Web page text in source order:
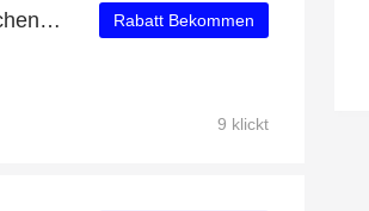
Kaufen Sie 1 Erhalten Sie 1 kostenloses Geschenk auf ausgewählte Artikel Rabatt Bekommen
9 klickt